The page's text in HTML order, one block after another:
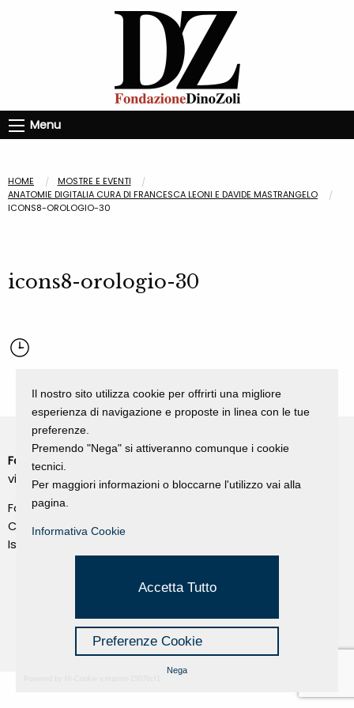
Menu
HOME
MOSTRE E EVENTI
ANATOMIE DIGITALIA CURA DI FRANCESCA LEONI E DAVIDE MASTRANGELO
ICONS8-OROLOGIO-30
icons8-orologio-30
Fondazione Dino Zoli
viale Bologna 288, Forlì
Fondo dot. euro 285.000 i.v.
CF e P.IVA 03692820404
Isc.Reg Per.Giu. n. 10404
Privacy Policy
Il nostro sito utilizza cookie per offrirti una migliore
esperienza di navigazione e proposte in linea con le tue
preferenze.
Premendo "Nega" si attiveranno comunque i cookie
tecnici.
Per maggiori informazioni o bloccarne l'utilizzo vai alla
pagina.
Informativa Cookie
Accetta Tutto
Preferenze Cookie
Nega